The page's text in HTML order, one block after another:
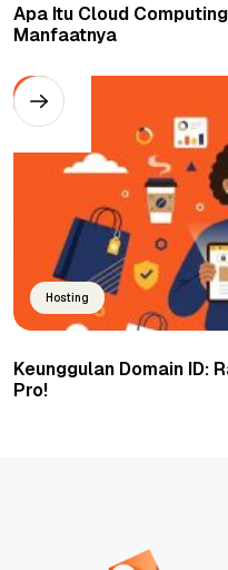
Apa Itu Cloud
Manfaatnya
Hosting
Keunggulan Domain ID:
Pro!